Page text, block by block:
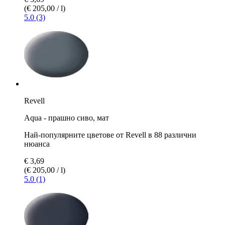
(€ 205,00 / l)
5.0 (3)
Revell
Aqua - прашно сиво, мат
Най-популярните цветове от Revell в 88 различни
нюанса
€ 3,69
(€ 205,00 / l)
5.0 (1)